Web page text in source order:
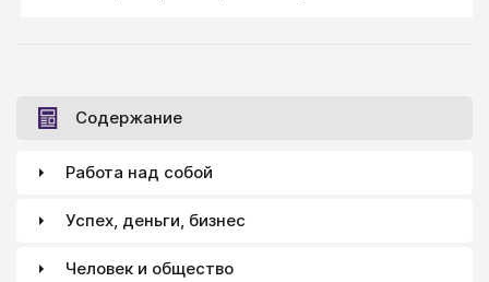
Содержание
Работа над собой
Успех, деньги, бизнес
Человек и общество